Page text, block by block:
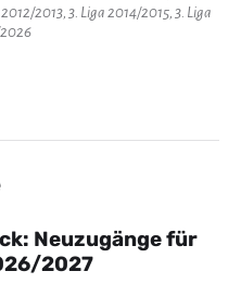
2013, 3. Liga 2014/2015, 3. Liga
Neuzugänge für
2027